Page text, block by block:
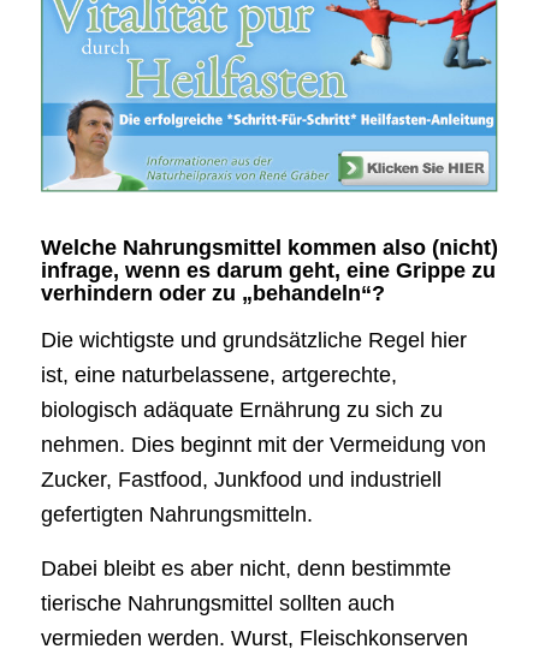
Welche Nahrungsmittel kommen also (nicht)
infrage, wenn es darum geht, eine Grippe zu
verhindern oder zu „behandeln“?
Die wichtigste und grundsätzliche Regel hier
ist, eine naturbelassene, artgerechte,
biologisch adäquate Ernährung zu sich zu
nehmen. Dies beginnt mit der Vermeidung von
Zucker, Fastfood, Junkfood und industriell
gefertigten Nahrungsmitteln.
Dabei bleibt es aber nicht, denn bestimmte
tierische Nahrungsmittel sollten auch
vermieden werden. Wurst, Fleischkonserven